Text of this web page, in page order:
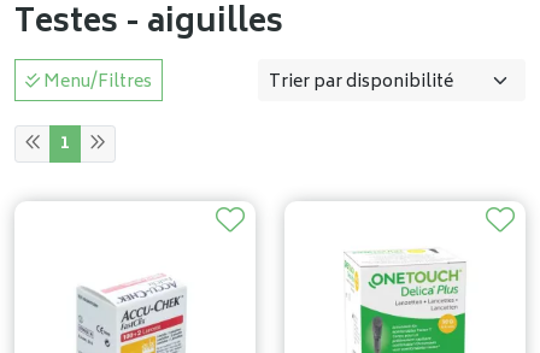
Testes - aiguilles
Menu/Filtres
1